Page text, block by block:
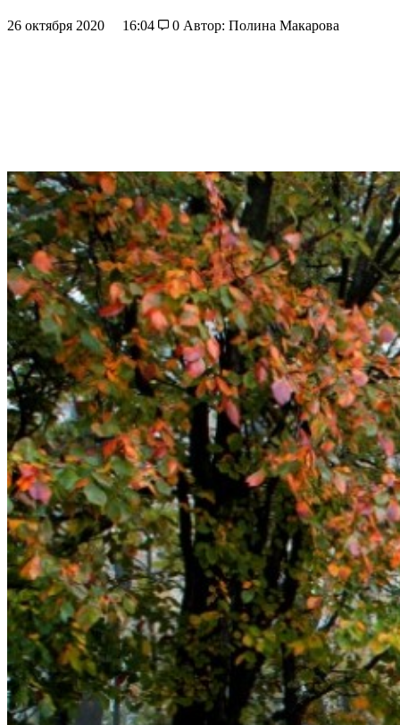
26 октября 2020 16:04 0 Автор: Полина Макарова